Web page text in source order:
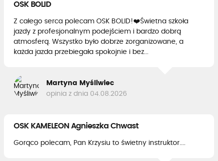
OSK BOLID
Z całego serca polecam OSK BOLID!❤️Świetna szkoła
jazdy z profesjonalnym podejściem i bardzo dobrą
atmosferą. Wszystko było dobrze zorganizowane, a
każda jazda przebiegała spokojnie i bez...
Martyna Myśliwiec
opinia z dnia 04.08.2026
OSK KAMELEON Agnieszka Chwast
Gorąco polecam, Pan Krzysiu to świetny instruktor....